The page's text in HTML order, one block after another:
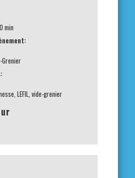
min
Grenier
, LEFIL, vide-grenier